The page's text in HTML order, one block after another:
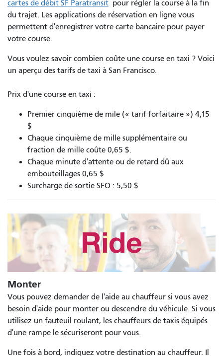
cartes de débit SF Paratransit pour régler la course à la fin
du trajet. Les applications de réservation en ligne vous
permettent d'enregistrer votre carte bancaire pour payer
votre course.
Vous voulez savoir combien coûte une course en taxi ? Voici
un aperçu des tarifs de taxi à San Francisco.
Prix d'une course en taxi :
Premier cinquième de mile (« tarif forfaitaire ») 4,15
$
Chaque cinquième de mille supplémentaire ou
fraction de mille coûte 0,65 $.
Chaque minute d'attente ou de retard dû aux
embouteillages 0,65 $
Surcharge de sortie SFO : 5,50 $
Monter
Vous pouvez demander de l'aide au chauffeur si vous avez
besoin d'aide pour monter ou descendre du véhicule. Si vous
utilisez un fauteuil roulant, les chauffeurs de taxis équipés
d'une rampe le sécuriseront pour vous.
Une fois à bord, indiquez votre destination au chauffeur. Il